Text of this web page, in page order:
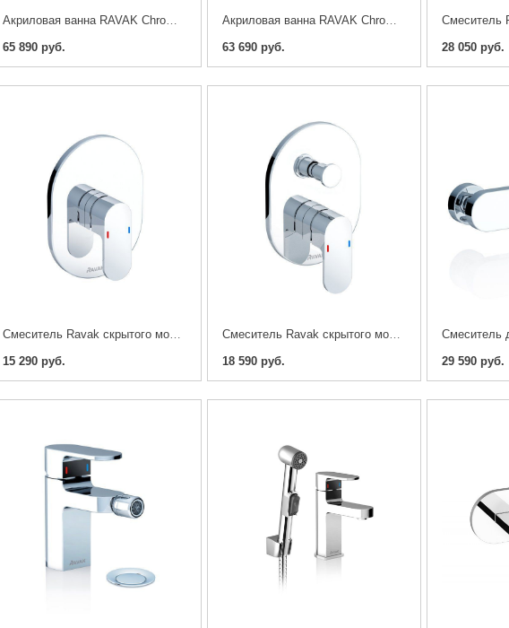
Акриловая ванна RAVAK Chrome 170х105 Левая - Правая
65 890 руб.
Акриловая ванна RAVAK Chrome 160х105 Левая - Правая
63 690 руб.
28 050 руб.
Смеситель Ravak скрытого монтажа Chrome для R-box
15 290 руб.
Смеситель Ravak скрытого монтажа Chrome c переключателем для R-box
18 590 руб.
29 590 руб.